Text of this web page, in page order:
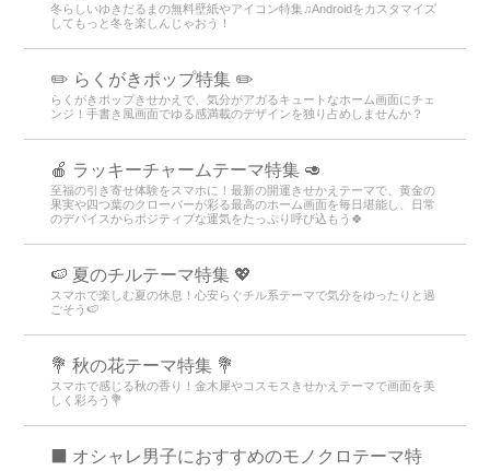
冬らしいゆきだるまの無料壁紙やアイコン特集♫Androidをカスタマイズ
してもっと冬を楽しんじゃおう！
✏️ らくがきポップ特集 ✏️
らくがきポップきせかえで、気分がアガるキュートなホーム画面にチェ
ンジ！手書き風画面でゆる感満載のデザインを独り占めしませんか？
🍎 ラッキーチャームテーマ特集 🥑
至福の引き寄せ体験をスマホに！最新の開運きせかえテーマで、黄金の
果実や四つ葉のクローバーが彩る最高のホーム画面を毎日堪能し、日常
のデバイスからポジティブな運気をたっぷり呼び込もう🍀
🍉 夏のチルテーマ特集 💖
スマホで楽しむ夏の休息！心安らぐチル系テーマで気分をゆったりと過
ごそう🍉
💐 秋の花テーマ特集 💐
スマホで感じる秋の香り！金木犀やコスモスきせかえテーマで画面を美
しく彩ろう💐
⬛ オシャレ男子におすすめのモノクロテーマ特